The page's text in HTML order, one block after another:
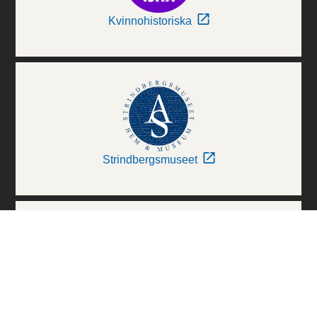
Kvinnohistoriska
Strindbergsmuseet